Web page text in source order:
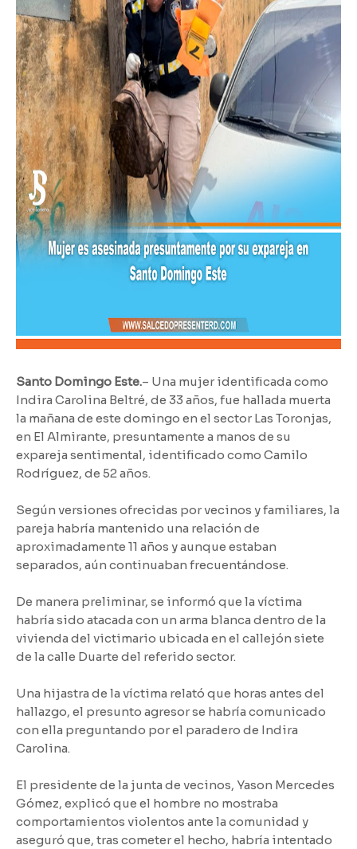
Santo Domingo Este.– Una mujer identificada como
Indira Carolina Beltré, de 33 años, fue hallada muerta
la mañana de este domingo en el sector Las Toronjas,
en El Almirante, presuntamente a manos de su
expareja sentimental, identificado como Camilo
Rodríguez, de 52 años.
Según versiones ofrecidas por vecinos y familiares, la
pareja habría mantenido una relación de
aproximadamente 11 años y aunque estaban
separados, aún continuaban frecuentándose.
De manera preliminar, se informó que la víctima
habría sido atacada con un arma blanca dentro de la
vivienda del victimario ubicada en el callejón siete
de la calle Duarte del referido sector.
Una hijastra de la víctima relató que horas antes del
hallazgo, el presunto agresor se habría comunicado
con ella preguntando por el paradero de Indira
Carolina.
El presidente de la junta de vecinos, Yason Mercedes
Gómez, explicó que el hombre no mostraba
comportamientos violentos ante la comunidad y
aseguró que, tras cometer el hecho, habría intentado